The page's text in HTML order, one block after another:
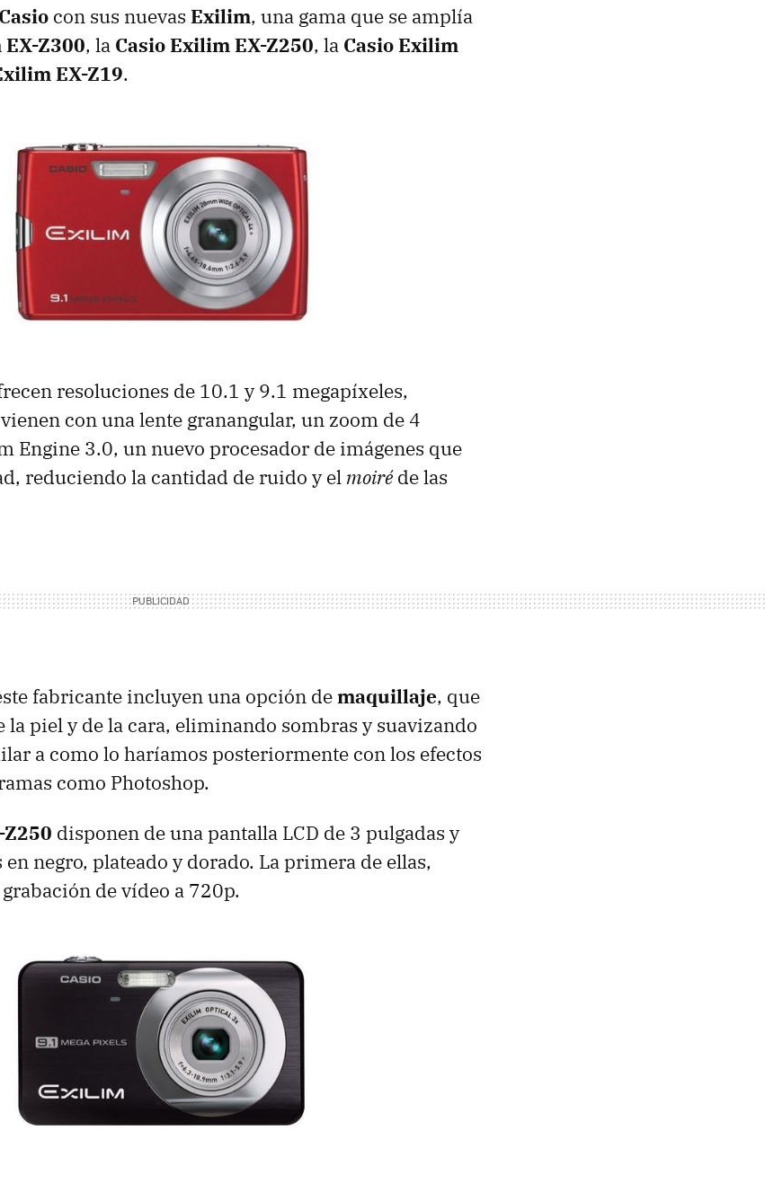
Casio con sus nuevas Exilim, una gama que se amplía
Z300, la Casio Exilim EX-Z250, la Casio Exilim
EX-Z19.
resoluciones de 10.1 y 9.1 megapíxeles,
con una lente granangular, un zoom de 4
Engine 3.0, un nuevo procesador de imágenes que
reduciendo la cantidad de ruido y el moiréde las
fabricante incluyen una opción demaquillaje, que
la piel y de la cara, eliminando sombras y suavizando
a como lo haríamos posteriormente con los efectos
como Photoshop.
Z250 disponen de una pantalla LCD de 3 pulgadas y
negro, plateado y dorado. La primera de ellas,
de vídeo a 720p.